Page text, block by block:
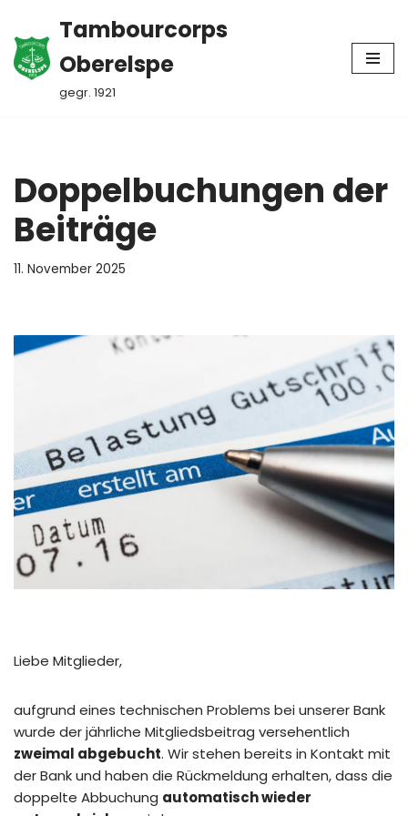
Zum
Inhalt
springen
Tambourcorps
Oberelspe
gegr. 1921
Doppelbuchungen der
Beiträge
11. November 2025
Liebe Mitglieder,
aufgrund eines technischen Problems bei unserer Bank
wurde der jährliche Mitgliedsbeitrag versehentlich
zweimal abgebucht. Wir stehen bereits in Kontakt mit
der Bank und haben die Rückmeldung erhalten, dass die
doppelte Abbuchung automatisch wieder